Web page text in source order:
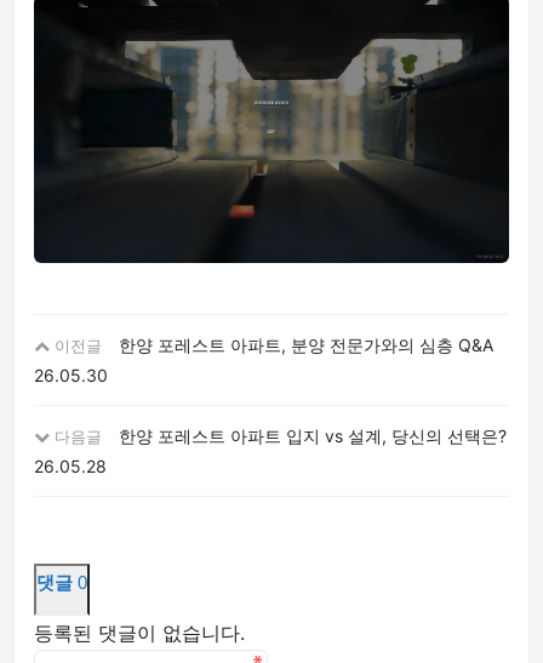
이전글
한양 포레스트 아파트, 분양 전문가와의 심층 Q&A
26.05.30
다음글
한양 포레스트 아파트 입지 vs 설계, 당신의 선택은?
26.05.28
댓글 0
등록된 댓글이 없습니다.